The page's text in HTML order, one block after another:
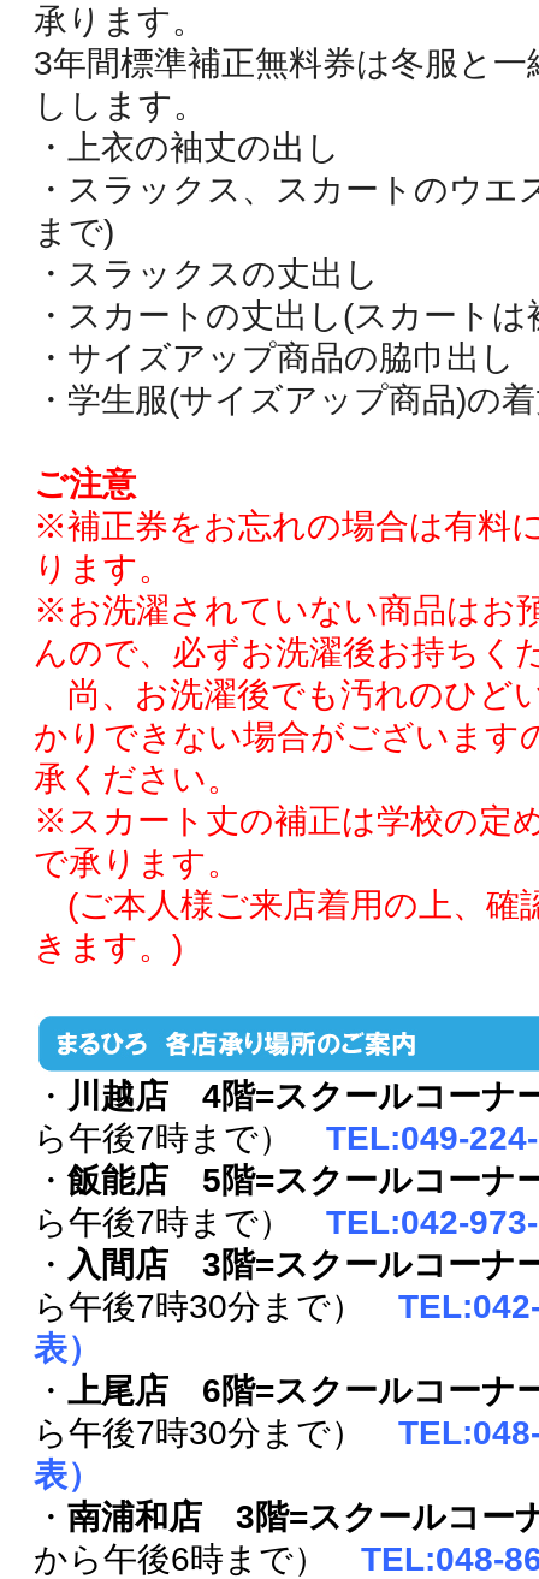
承ります。
3年間標準補正無料券は冬服と
しします。
・上衣の袖丈の出し
・スラックス、スカートのウエ
まで)
・スラックスの丈出し
・スカートの丈出し(スカートは
・サイズアップ商品の脇巾出し
・学生服(サイズアップ商品)の
ご注意
※補正券をお忘れの場合は有料
ります。
※お洗濯されていない商品はお
んので、必ずお洗濯後お持ちく
尚、お洗濯後でも汚れのひど
かりできない場合がございます
承ください。
※スカート丈の補正は学校の定
で承ります。
(ご本人様ご来店着用の上、確
きます。)
・ 川越店 4階=スクールコーナ
ら午後7時まで）TEL:049-
・飯能店 5階=スクールコーナ
ら午後7時まで）TEL:042-
・ 入間店 3階=スクールコーナ
ら午後7時30分まで）
表）
・上尾店 6階=スクールコーナ
ら午後7時30分まで）
表）
・南浦和店 3階=スクールコー
から午後6時まで）TEL:048-